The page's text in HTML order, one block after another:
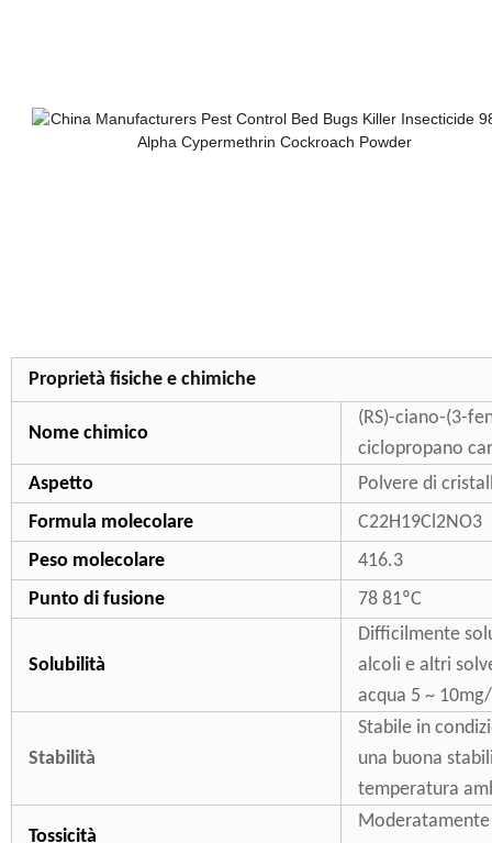
Proprietà fisiche e chimiche
Nome chimico
(RS)-ciano-(3-
ciclopropano
Aspetto
Polvere di
Formula molecolare
C22H19Cl2NO3
Peso molecolare
416.3
Punto di fusione
78 81ºC
Solubilità
Difficilmente
alcoli e altri
acqua 5 ~
Stabilità
Stabile in
una buona
temperatura
Tossicità